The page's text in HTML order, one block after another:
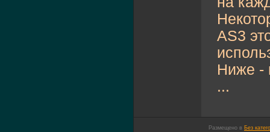
AS3
Ниже -
...
Размещено в Без